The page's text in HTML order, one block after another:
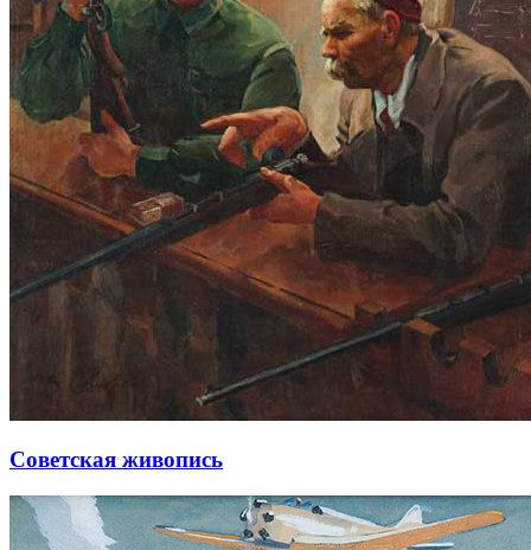
Советская живопись